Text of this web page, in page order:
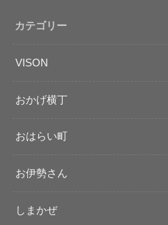
カテゴリー
VISON
おかげ横丁
おはらい町
お伊勢さん
しまかぜ